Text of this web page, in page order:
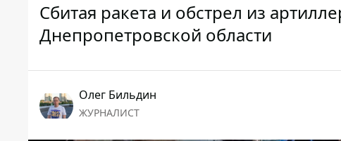
Сбитая ракета и обстрел из
Днепропетровской области
Олег Бильдин
ЖУРНАЛИСТ